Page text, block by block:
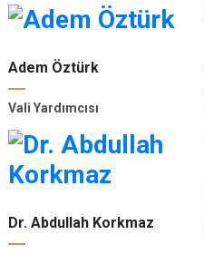
Adem Öztürk
Vali Yardımcısı
Dr. Abdullah Korkmaz